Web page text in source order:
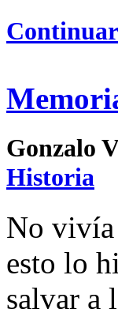
Gonzalo
Historia
No vivía
esto lo
salvar a